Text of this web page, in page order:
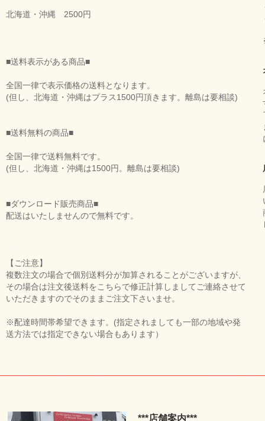
北海道・沖縄 2500円
■送料表示がある商品■
全国一律で表示価格の送料となります。
(但し、北海道・沖縄はプラス1500円頂きます。離島は要相談)
■送料無料の商品■
全国一律で送料無料です。
(但し、北海道・沖縄は1500円。離島は要相談)
■ダウンロード販売商品■
配送はいたしませんので無料です。
【ご注意】
複数注文の場合で個別送料分が加算されることがございますが、
その場合は注文後送料をこちらで修正計算しましてご連絡させて
いただきますのでそのままご注文下さいませ。
※配達時間帯希望できます。(指定されましても一部の地域や発
送方法では指定できない場合もあります）
***店舗案内***